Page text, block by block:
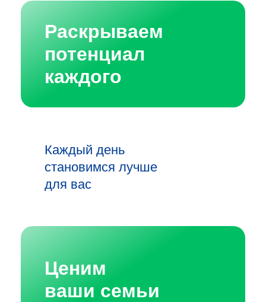
Раскрываем
потенциал
каждого
Каждый день
становимся лучше
для вас
Ценим
ваши семьи